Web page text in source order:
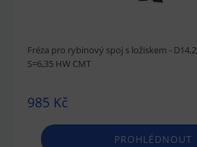
Fréza pro rybinový spoj s ložiskem -
S=6,35 HW CMT
985 Kč
PROHLÉDNOUT